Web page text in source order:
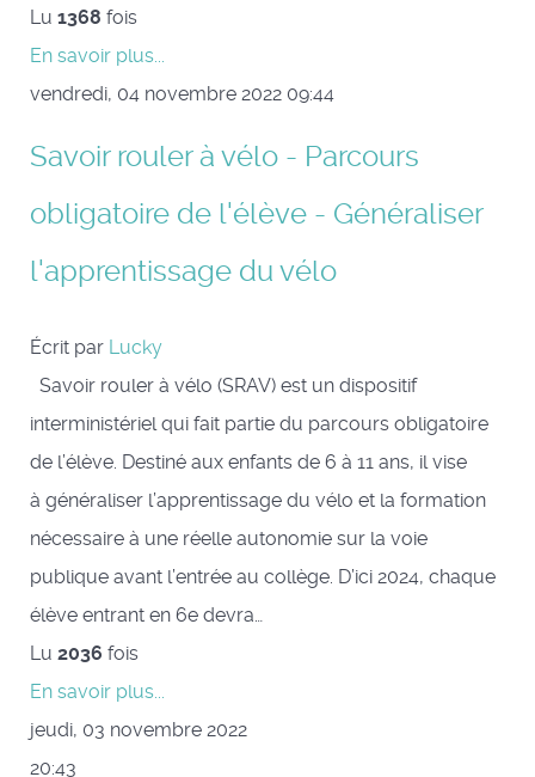
Lu 1368 fois
En savoir plus...
vendredi, 04 novembre 2022 09:44
Savoir rouler à vélo - Parcours
obligatoire de l'élève - Généraliser
l'apprentissage du vélo
Écrit par Lucky
Savoir rouler à vélo (SRAV) est un dispositif
interministériel qui fait partie du parcours obligatoire
de l’élève. Destiné aux enfants de 6 à 11 ans, il vise
à généraliser l’apprentissage du vélo et la formation
nécessaire à une réelle autonomie sur la voie
publique avant l’entrée au collège. D’ici 2024, chaque
élève entrant en 6e devra…
Lu 2036 fois
En savoir plus...
jeudi, 03 novembre 2022
20:43